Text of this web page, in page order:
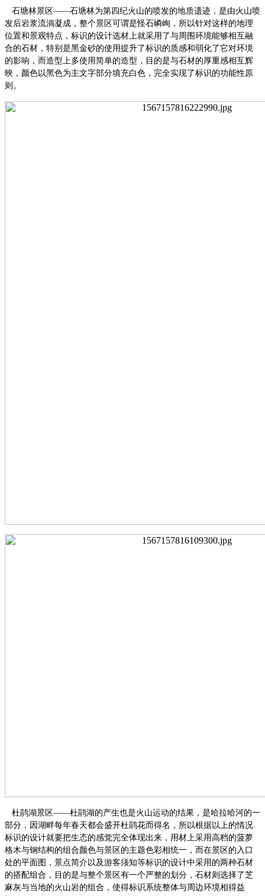
石塘林景区——石塘林为第四纪火山的喷发的地质遗迹，是由火山喷
发后岩浆流淌凝成，整个景区可谓是怪石嶙峋，所以针对这样的地理
位置和景观特点，标识的设计选材上就采用了与周围环境能够相互融
合的石材，特别是黑金砂的使用提升了标识的质感和弱化了它对环境
的影响，而造型上多使用简单的造型，目的是与石材的厚重感相互辉
映，颜色以黑色为主文字部分填充白色，完全实现了标识的功能性原
则。
杜鹃湖景区——杜鹃湖的产生也是火山运动的结果，是哈拉哈河的一
部分，因湖畔每年春天都会盛开杜鹃花而得名，所以根据以上的情况
标识的设计就要把生态的感觉完全体现出来，用材上采用高档的菠萝
格木与钢结构的组合颜色与景区的主题色彩相统一，而在景区的入口
处的平面图，景点简介以及游客须知等标识的设计中采用的两种石材
的搭配组合，目的是与整个景区有一个严整的划分，石材则选择了芝
麻灰与当地的火山岩的组合，使得标识系统整体与周边环境相得益